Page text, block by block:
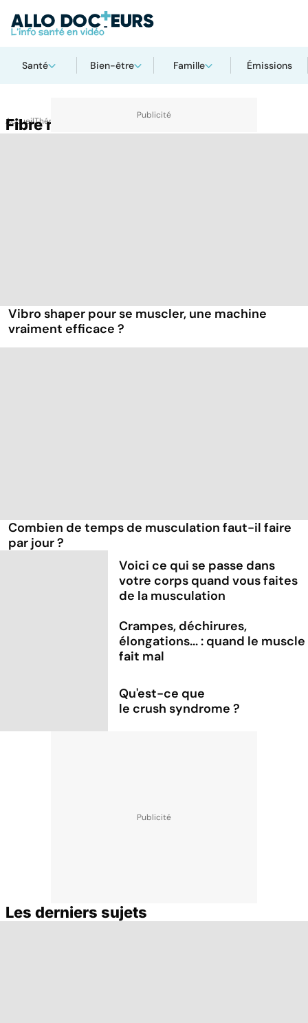
Santé Bien-être Famille Émissions
AccueilThématiques
Fibre musculaire
Vibro shaper pour se muscler, une machine
vraiment efficace ?
Combien de temps de musculation faut-il faire
par jour ?
Voici ce qui se passe dans
votre corps quand vous faites
de la musculation
Crampes, déchirures,
élongations... : quand le muscle
fait mal
Qu'est-ce que
le crush syndrome ?
Les derniers sujets